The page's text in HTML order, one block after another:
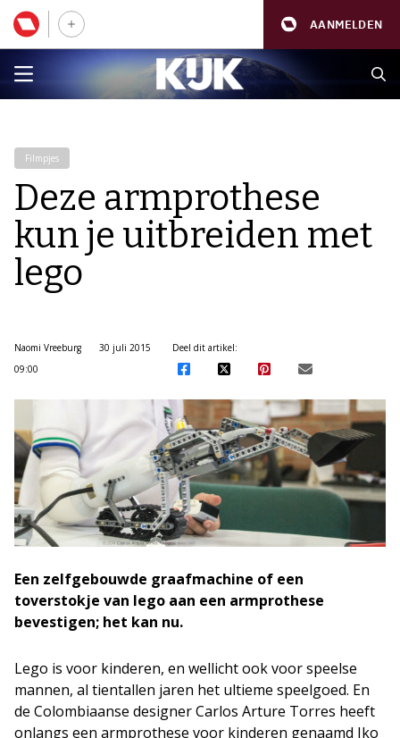
AANMELDEN
Filmpjes
Deze armprothese
kun je uitbreiden met
lego
Naomi Vreeburg
30 juli 2015
09:00
Deel dit artikel:
Een zelfgebouwde graafmachine of een
toverstokje van lego aan een armprothese
bevestigen; het kan nu.
Lego is voor kinderen, en wellicht ook voor speelse
mannen, al tientallen jaren het ultieme speelgoed. En
de Colombiaanse designer Carlos Arture Torres heeft
onlangs een armprothese voor kinderen genaamd Iko